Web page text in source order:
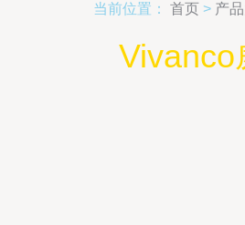
当前位置： 首页 > 产